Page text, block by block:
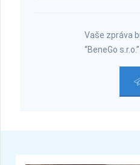
Vaše zpráva
“BeneGo s.r.o.”